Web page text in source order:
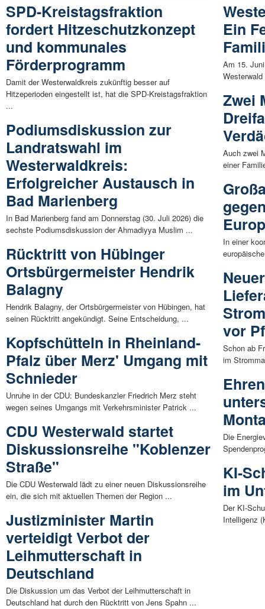
SPD-Kreistagsfraktion
fordert Hitzeschutzkonzept
und kommunales
Förderprogramm
Damit der Westerwaldkreis zukünftig besser auf
Hitzeperioden eingestellt ist, hat die SPD-Kreistagsfraktion
...
Podiumsdiskussion zur
Landratswahl im
Westerwaldkreis:
Erfolgreicher Austausch in
Bad Marienberg
In Bad Marienberg fand am Donnerstag (30. Juli 2026) die
sechste Podiumsdiskussion der Ahmadiyya Muslim ...
Rücktritt von Hübinger
Ortsbürgermeister Hendrik
Balagny
Hendrik Balagny, der Ortsbürgermeister von Hübingen, hat
seinen Rücktritt angekündigt. Seine Entscheidung, ...
Kopfschütteln in Rheinland-
Pfalz über Merz' Umgang mit
Schnieder
Unruhe in der CDU: Bundeskanzler Friedrich Merz steht
wegen seines Umgangs mit Verkehrsminister Patrick ...
CDU Westerwald startet
Diskussionsreihe "Koblenzer
Straße"
Die CDU Westerwald lädt zu einer neuen Diskussionsreihe
ein, die sich mit aktuellen Themen der Region ...
Justizminister Martin
verteidigt Verbot der
Leihmutterschaft in
Deutschland
Die Diskussion um das Verbot der Leihmutterschaft in
Deutschland hat durch den Rücktritt von Jens Spahn ...
Ein
Am 15.
Zwei
Auch zwei
einer
In einer
vor
Schon ab
im
Die
KI-
im
Der KI-
Intelligenz